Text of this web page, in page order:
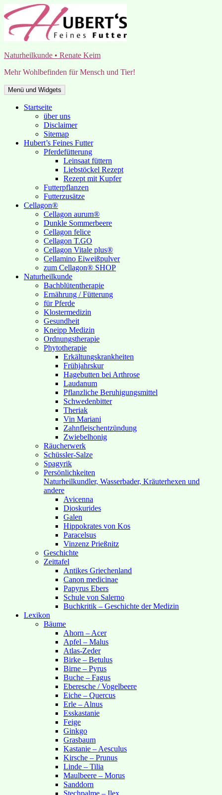
Zum
Inhalt
springen
Naturheilkunde • Renate Keim
Mehr Wohlbefinden für Mensch und Tier!
Menü und Widgets
Startseite
über uns
Disclaimer
Sitemap
Hubert’s Feines Futter
Pferdefütterung
Leinsaat füttern
Liebstöckel Rezept
Rezept mit Kupfer
Futterpflanzen
Futterzusätze
Cellagon®
Cellagon aurum®
Dunkle Sommerbeere
Cellagon felice
Cellagon T.GO
Cellagon Vitale plus®
Cellamino Eiweißpulver
zum Cellagon® SHOP
Naturheilkunde
Bachblütentherapie
Ernährung / Fütterung
für Pferde
Klostermedizin
Gesundheit
Kneipp Medizin
Ordnungstherapie
Phytotherapie
Erkältungskrankheiten
Frühjahrskur
Hagebutten bei Arthrose
Laudanum
Pflanzliche Beruhigungsmittel
Schwedenbitter
Theriak
Vin Mariani
Zahnfleischentzündung
Zwiebelhonig
Räucherwerk
Schüssler-Salze
Spagyrik
Persönlichkeiten
Naturheilkundler, Wasserbader, Kräuterhexen und
andere
Avicenna
Dioskurides
Galen
Hippokrates von Kos
Paracelsus
Vinzenz Prießnitz
Geschichte
Zeittafel
Antikes Griechenland
Canon medicinae
Papyrus Ebers
Schule von Salerno
Buchkritik – Geschichte der Medizin
Lexikon
Bäume
Ahorn – Acer
Apfel – Malus
Atlas-Zeder
Birke – Betulus
Birne – Pyrus
Buche – Fagus
Eberesche / Vogelbeere
Eiche – Quercus
Erle – Alnus
Esskastanie
Feige
Ginkgo
Grasbaum
Kastanie – Aesculus
Kirsche – Prunus
Linde – Tilia
Maulbeere – Morus
Sanddorn
Stechpalme – Ilex